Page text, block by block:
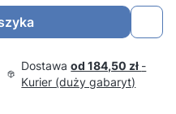
Dostawaod 184,50 zł -
Kurier (duży gabaryt)